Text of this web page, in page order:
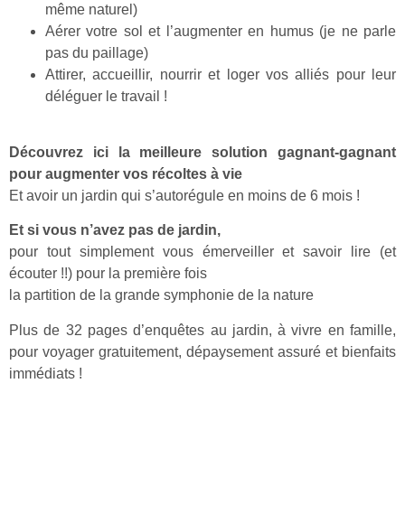
même naturel)
Aérer votre sol et l’augmenter en humus (je ne parle
pas du paillage)
Attirer, accueillir, nourrir et loger vos alliés pour leur
déléguer le travail !
Découvrez ici la meilleure solution gagnant-gagnant
pour augmenter vos récoltes à vie
Et avoir un jardin qui s’autorégule en moins de 6 mois !
Et si vous n’avez pas de jardin,
pour tout simplement vous émerveiller et savoir lire (et
écouter !!) pour la première fois
la partition de la grande symphonie de la nature
Plus de 32 pages d’enquêtes au jardin, à vivre en famille,
pour voyager gratuitement, dépaysement assuré et bienfaits
immédiats !